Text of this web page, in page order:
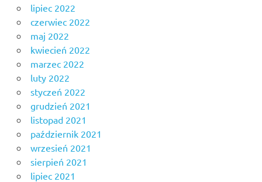
lipiec 2022
czerwiec 2022
maj 2022
kwiecień 2022
marzec 2022
luty 2022
styczeń 2022
grudzień 2021
listopad 2021
październik 2021
wrzesień 2021
sierpień 2021
lipiec 2021